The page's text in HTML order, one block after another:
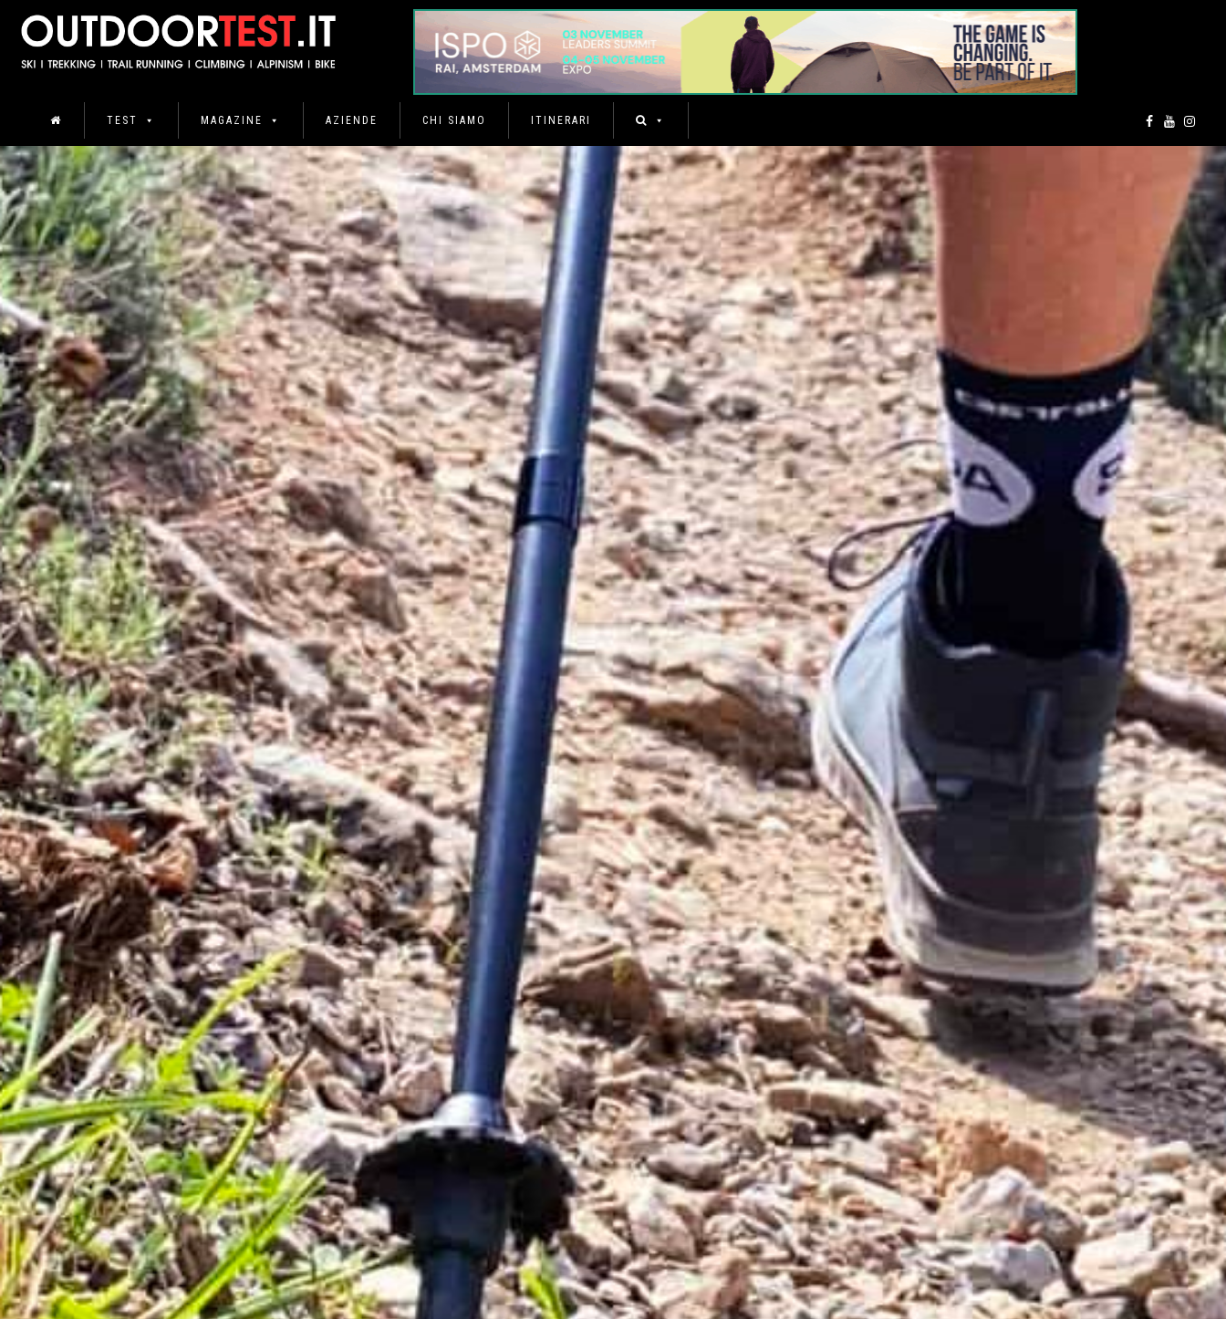
TEST MAGAZINE AZIENDE CHI SIAMO ITINERARI